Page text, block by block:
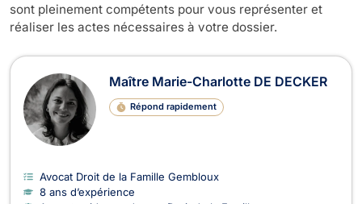
sont pleinement compétents pour vous représenter et
réaliser les actes nécessaires à votre dossier.
Maître Marie-Charlotte DE DECKER
Répond rapidement
Avocat Droit de la Famille Gembloux
8 ans d’expérience